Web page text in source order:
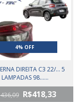
4% OFF
DIREITA C3 22/... 5
LAMPADAS 98......
R$418,33